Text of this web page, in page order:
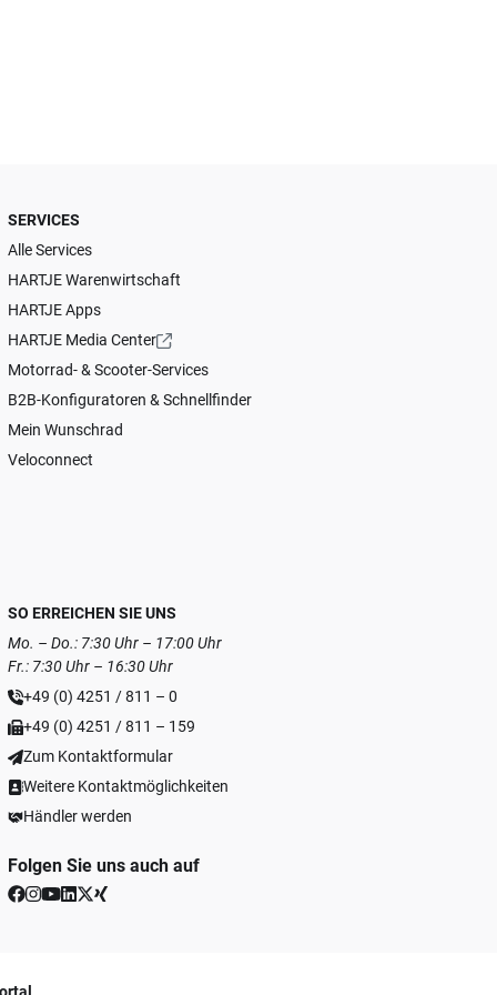
SERVICES
Alle Services
HARTJE Warenwirtschaft
HARTJE Apps
HARTJE Media Center
Motorrad- & Scooter-Services
B2B-Konfiguratoren & Schnellfinder
Mein Wunschrad
Veloconnect
SO ERREICHEN SIE UNS
Mo. – Do.: 7:30 Uhr – 17:00 Uhr
Fr.: 7:30 Uhr – 16:30 Uhr
+49 (0) 4251 / 811 – 0
+49 (0) 4251 / 811 – 159
Zum Kontaktformular
Weitere Kontaktmöglichkeiten
Händler werden
Folgen Sie uns auch auf